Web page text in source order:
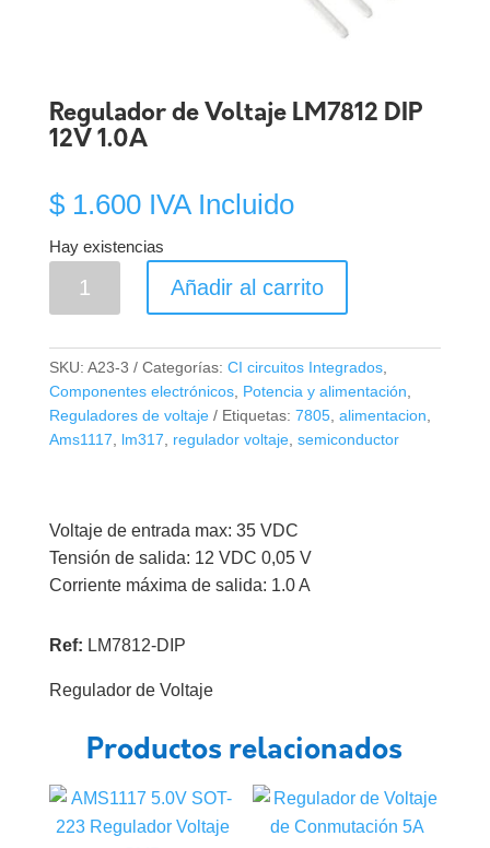
Regulador de Voltaje LM7812 DIP
12V 1.0A
$1.600 IVA Incluido
Hay existencias
DIP
12V
1.0A
Añadir al carrito
SKU: A23-3 Categorías: CI circuitos Integrados,
Componentes electrónicos, Potencia y alimentación,
Reguladores de voltaje
Etiquetas: 7805, alimentacion,
Ams1117, lm317, regulador voltaje, semiconductor
Voltaje de entrada max: 35 VDC
Tensión de salida: 12 VDC 0,05 V
Corriente máxima de salida: 1.0 A
Ref: LM7812-DIP
Regulador de Voltaje
Productos relacionados